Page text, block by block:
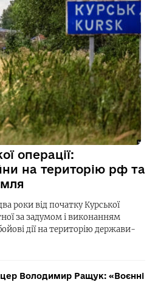
операції:
на територію рф та
роки від початку Курської
за задумом і виконанням
дії на територію держави-
Володимир Ращук: «Воєнні